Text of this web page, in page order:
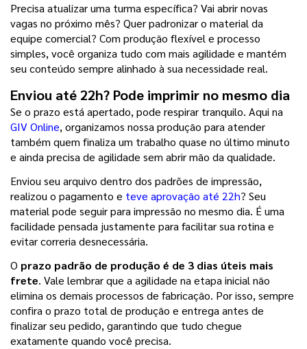
Precisa atualizar uma turma específica? Vai abrir novas
vagas no próximo mês? Quer padronizar o material da
equipe comercial? Com produção flexível e processo
simples, você organiza tudo com mais agilidade e mantém
seu conteúdo sempre alinhado à sua necessidade real.
Enviou até 22h? Pode imprimir no mesmo dia
GIV Online, organizamos nossa produção para atender
também quem finaliza um trabalho quase no último minuto
e ainda precisa de agilidade sem abrir mão da qualidade.
Enviou seu arquivo dentro dos padrões de impressão,
realizou o pagamento e teve aprovação até 22h? Seu
material pode seguir para impressão no mesmo dia. É uma
facilidade pensada justamente para facilitar sua rotina e
evitar correria desnecessária.
O prazo padrão de produção é de 3 dias úteis mais
frete. Vale lembrar que a agilidade na etapa inicial não
elimina os demais processos de fabricação. Por isso, sempre
confira o prazo total de produção e entrega antes de
finalizar seu pedido, garantindo que tudo chegue
exatamente quando você precisa.